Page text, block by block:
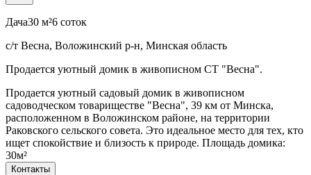
Дача30 м²6 соток
с/т Весна, Воложинский р-н, Минская область
Продается уютный домик в живописном СТ "Весна".
Продается уютный садовый домик в живописном
садоводческом товариществе "Весна", 39 км от Минска,
расположенном в Воложинском районе, на территории
Раковского сельского совета. Это идеальное место для тех, кто
ищет спокойствие и близость к природе. Площадь домика:
30м²
Контакты